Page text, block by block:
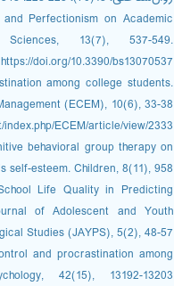
Perfectionism on Academic
13(7), 537-549.
https://doi.org/10.3390/bs13070537
among college students.
ECEM/article/view/2333
behavioral group therapy on
Children, 8(11), 958.‏ https://doi.org/10.3390/children8110958
Life Quality in Predicting
of Adolescent and Youth
(JAYPS), 5(2), 48-57.‏ https://doi.org/10.61838/kman.jayps.5.2.6
and procrastination among